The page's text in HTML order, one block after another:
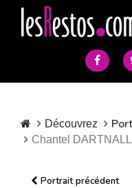
Découvrez
Chantel DARTNALL
Portrait précédent